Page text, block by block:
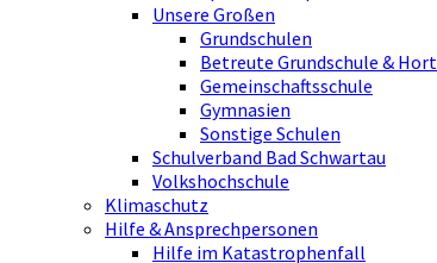
Unsere Großen
Grundschulen
Betreute Grundschule & Hort
Gemeinschaftsschule
Gymnasien
Sonstige Schulen
Schulverband Bad Schwartau
Volkshochschule
Klimaschutz
Hilfe & Ansprechpersonen
Hilfe im Katastrophenfall